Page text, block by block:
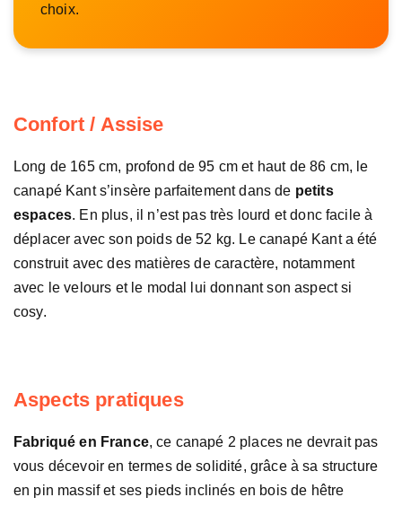
choix.
Confort / Assise
Long de 165 cm, profond de 95 cm et haut de 86 cm, le
canapé Kant s’insère parfaitement dans de petits
espaces. En plus, il n’est pas très lourd et donc facile à
déplacer avec son poids de 52 kg. Le canapé Kant a été
construit avec des matières de caractère, notamment
avec le velours et le modal lui donnant son aspect si
cosy.
Aspects pratiques
Fabriqué en France, ce canapé 2 places ne devrait pas
vous décevoir en termes de solidité, grâce à sa structure
en pin massif et ses pieds inclinés en bois de hêtre